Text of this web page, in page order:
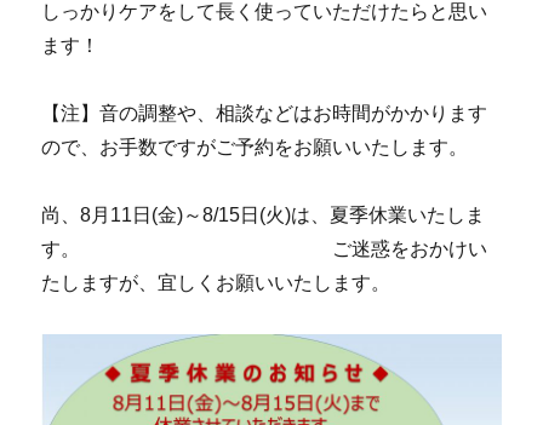
しっかりケアをして長く使っていただけたらと思い
ます！
【注】音の調整や、相談などはお時間がかかります
ので、お手数ですがご予約をお願いいたします。
尚、8月11日(金)～8/15日(火)は、夏季休業いたしま
す。 ご迷惑をおかけい
たしますが、宜しくお願いいたします。